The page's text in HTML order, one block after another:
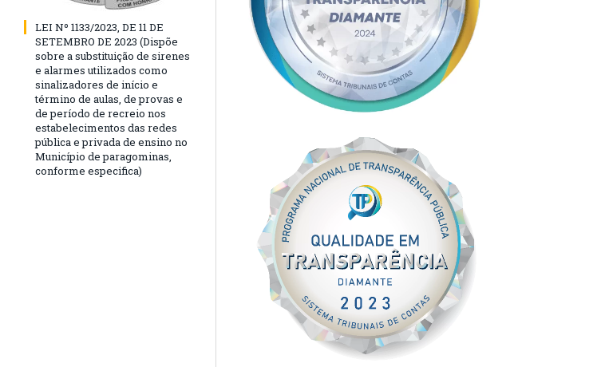
LEI Nº 1133/2023, DE 11 DE
SETEMBRO DE 2023 (Dispõe
sobre a substituição de sirenes
e alarmes utilizados como
sinalizadores de início e
término de aulas, de provas e
de período de recreio nos
estabelecimentos das redes
pública e privada de ensino no
Município de paragominas,
conforme especifica)